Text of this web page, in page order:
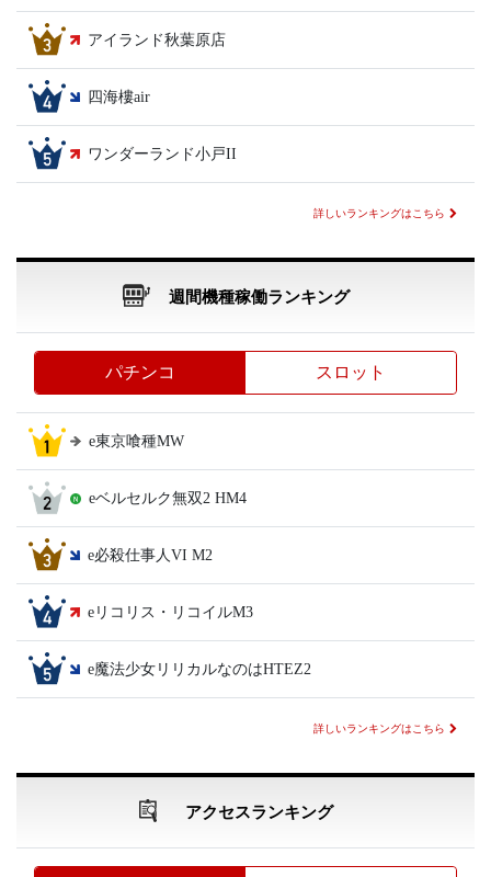
アイランド秋葉原店
四海樓air
ワンダーランド小戸II
詳しいランキングはこちら
週間機種稼働ランキング
パチンコ スロット
e東京喰種MW
eベルセルク無双2 HM4
e必殺仕事人VI M2
eリコリス・リコイルM3
e魔法少女リリカルなのはHTEZ2
詳しいランキングはこちら
アクセスランキング